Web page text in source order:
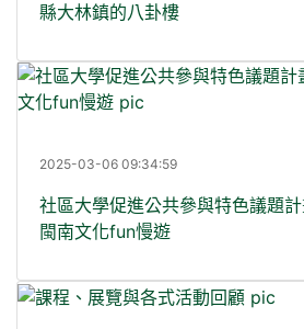
縣大林鎮的八卦樓
2025-03-06 09:34:59
社區大學促進公共參與特色議題
閩南文化fun慢遊